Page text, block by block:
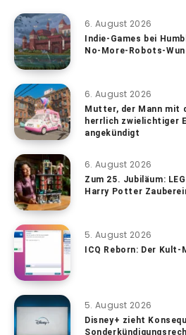
6. August 2026
Indie-Games bei
No-More-Robots-
6. August 2026
Mutter, der Mann mit
herrlich zwielichtiger
angekündigt
6. August 2026
Zum 25. Jubiläum:
Harry Potter
5. August 2026
ICQ Reborn: Der
5. August 2026
Disney+ zieht